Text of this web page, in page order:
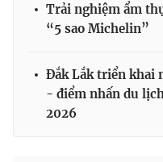
Trải nghiệm ẩm
“5 sao Michelin”
Đắk Lắk triển khai
- điểm nhấn du
2026